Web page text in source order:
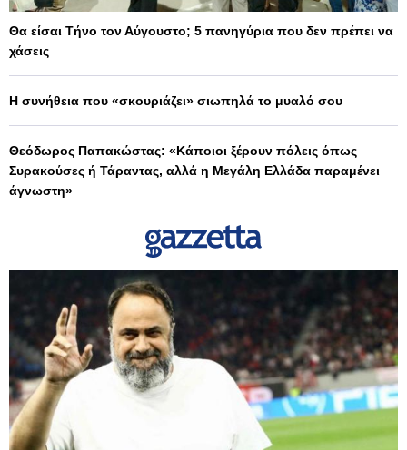
Θα είσαι Τήνο τον Αύγουστο; 5 πανηγύρια που δεν πρέπει να
χάσεις
Η συνήθεια που «σκουριάζει» σιωπηλά το μυαλό σου
Θεόδωρος Παπακώστας: «Κάποιοι ξέρουν πόλεις όπως
Συρακούσες ή Τάραντας, αλλά η Μεγάλη Ελλάδα παραμένει
άγνωστη»